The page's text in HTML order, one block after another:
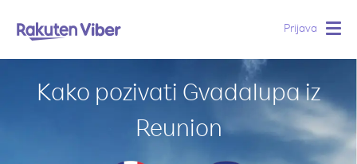
Prijava
Kako pozivati Gvadalupa iz
Reunion